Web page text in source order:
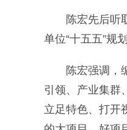
陈宏先后听取
单位“十五五”规
陈宏强调，编
引领、产业集群
立足特色、打开